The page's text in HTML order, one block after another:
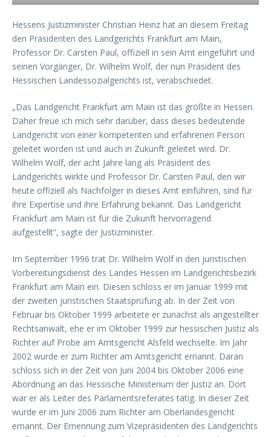
Hessens Justizminister Christian Heinz hat an diesem Freitag
den Präsidenten des Landgerichts Frankfurt am Main,
Professor Dr. Carsten Paul, offiziell in sein Amt eingeführt und
seinen Vorgänger, Dr. Wilhelm Wolf, der nun Präsident des
Hessischen Landessozialgerichts ist, verabschiedet.
„Das Landgericht Frankfurt am Main ist das größte in Hessen.
Daher freue ich mich sehr darüber, dass dieses bedeutende
Landgericht von einer kompetenten und erfahrenen Person
geleitet worden ist und auch in Zukunft geleitet wird. Dr.
Wilhelm Wolf, der acht Jahre lang als Präsident des
Landgerichts wirkte und Professor Dr. Carsten Paul, den wir
heute offiziell als Nachfolger in dieses Amt einführen, sind für
ihre Expertise und ihre Erfahrung bekannt. Das Landgericht
Frankfurt am Main ist für die Zukunft hervorragend
aufgestellt“, sagte der Justizminister.
Im September 1996 trat Dr. Wilhelm Wolf in den juristischen
Vorbereitungsdienst des Landes Hessen im Landgerichtsbezirk
Frankfurt am Main ein. Diesen schloss er im Januar 1999 mit
der zweiten juristischen Staatsprüfung ab. In der Zeit von
Februar bis Oktober 1999 arbeitete er zunächst als angestellter
Rechtsanwalt, ehe er im Oktober 1999 zur hessischen Justiz als
Richter auf Probe am Amtsgericht Alsfeld wechselte. Im Jahr
2002 wurde er zum Richter am Amtsgericht ernannt. Daran
schloss sich in der Zeit von Juni 2004 bis Oktober 2006 eine
Abordnung an das Hessische Ministerium der Justiz an. Dort
war er als Leiter des Parlamentsreferates tätig. In dieser Zeit
wurde er im Juni 2006 zum Richter am Oberlandesgericht
ernannt. Der Ernennung zum Vizepräsidenten des Landgerichts